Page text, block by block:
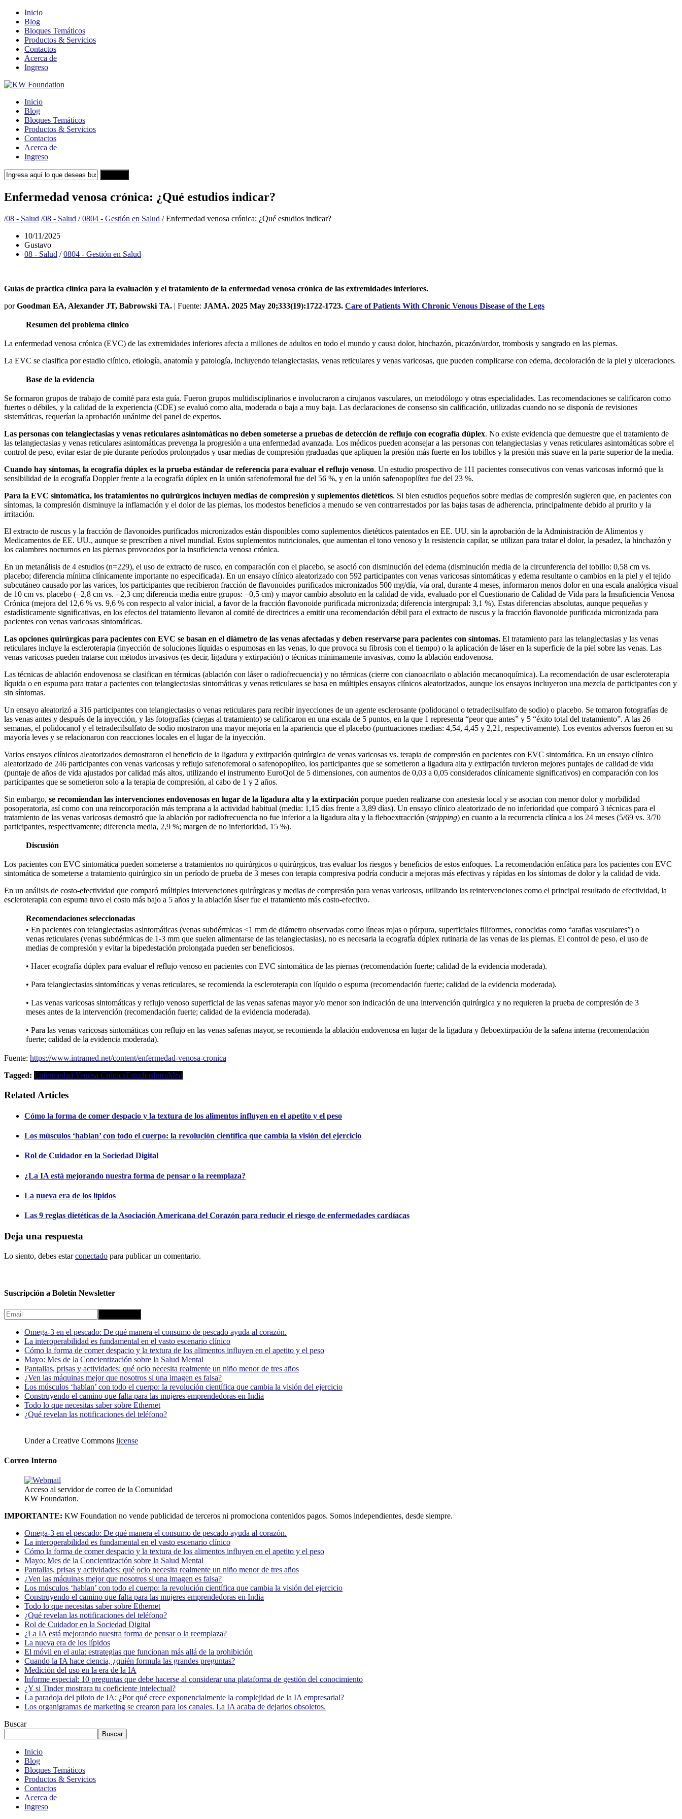
Inicio
Blog
Bloques Temáticos
Productos & Servicios
Contactos
Acerca de
Ingreso
Inicio
Blog
Bloques Temáticos
Productos & Servicios
Contactos
Acerca de
Ingreso
Enfermedad venosa crónica: ¿Qué estudios indicar?
/08 - Salud /08 - Salud / 0804 - Gestión en Salud /Enfermedad venosa crónica: ¿Qué estudios indicar?
10/11/2025
Gustavo
08 - Salud /0804 - Gestión en Salud
Guías de práctica clínica para la evaluación y el tratamiento de la enfermedad venosa crónica de las extremidades inferiores.
porGoodman EA, Alexander JT, Babrowski TA. | Fuente: JAMA. 2025 May 20;333(19):1722-1723. Care of Patients With Chronic Venous Disease of the Legs
Resumen del problema clínico
La enfermedad venosa crónica (EVC) de las extremidades inferiores afecta a millones de adultos en todo el mundo y causa dolor, hinchazón, picazón/ardor, trombosis y sangrado en las piernas.
La EVC se clasifica por estadio clínico, etiología, anatomía y patología, incluyendo telangiectasias, venas reticulares y venas varicosas, que pueden complicarse con edema, decoloración de la piel y ulceraciones.
Base de la evidencia
Se formaron grupos de trabajo de comité para esta guía. Fueron grupos multidisciplinarios e involucraron a cirujanos vasculares, un metodólogo y otras especialidades. Las recomendaciones se calificaron como
fuertes o débiles, y la calidad de la experiencia (CDE) se evaluó como alta, moderada o baja a muy baja. Las declaraciones de consenso sin calificación, utilizadas cuando no se disponía de revisiones
sistemáticas, requerían la aprobación unánime del panel de expertos.
Las personas con telangiectasias y venas reticulares asintomáticas no deben someterse a pruebas de detección de reflujo con ecografía dúplex. No existe evidencia que demuestre que el tratamiento de
las telangiectasias y venas reticulares asintomáticas prevenga la progresión a una enfermedad avanzada. Los médicos pueden aconsejar a las personas con telangiectasias y venas reticulares asintomáticas sobre el
control de peso, evitar estar de pie durante períodos prolongados y usar medias de compresión graduadas que apliquen la presión más fuerte en los tobillos y la presión más suave en la parte superior de la media.
Cuando hay síntomas, la ecografía dúplex es la prueba estándar de referencia para evaluar el reflujo venoso. Un estudio prospectivo de 111 pacientes consecutivos con venas varicosas informó que la
sensibilidad de la ecografía Doppler frente a la ecografía dúplex en la unión safenofemoral fue del 56 %, y en la unión safenopoplítea fue del 23 %.
Para la EVC sintomática, los tratamientos no quirúrgicos incluyen medias de compresión y suplementos dietéticos. Si bien estudios pequeños sobre medias de compresión sugieren que, en pacientes con
síntomas, la compresión disminuye la inflamación y el dolor de las piernas, los modestos beneficios a menudo se ven contrarrestados por las bajas tasas de adherencia, principalmente debido al prurito y la
irritación.
El extracto de ruscus y la fracción de flavonoides purificados micronizados están disponibles como suplementos dietéticos patentados en EE. UU. sin la aprobación de la Administración de Alimentos y
Medicamentos de EE. UU., aunque se prescriben a nivel mundial. Estos suplementos nutricionales, que aumentan el tono venoso y la resistencia capilar, se utilizan para tratar el dolor, la pesadez, la hinchazón y
los calambres nocturnos en las piernas provocados por la insuficiencia venosa crónica.
En un metanálisis de 4 estudios (n=229), el uso de extracto de rusco, en comparación con el placebo, se asoció con disminución del edema (disminución media de la circunferencia del tobillo: 0,58 cm vs.
placebo; diferencia mínima clínicamente importante no especificada). En un ensayo clínico aleatorizado con 592 participantes con venas varicosas sintomáticas y edema resultante o cambios en la piel y el tejido
subcutáneo causado por las varices, los participantes que recibieron fracción de flavonoides purificados micronizados 500 mg/día, vía oral, durante 4 meses, informaron menos dolor en una escala analógica visual
de 10 cm vs. placebo (−2,8 cm vs. −2,3 cm; diferencia media entre grupos: −0,5 cm) y mayor cambio absoluto en la calidad de vida, evaluado por el Cuestionario de Calidad de Vida para la Insuficiencia Venosa
Crónica (mejora del 12,6 % vs. 9,6 % con respecto al valor inicial, a favor de la fracción flavonoide purificada micronizada; diferencia intergrupal: 3,1 %). Estas diferencias absolutas, aunque pequeñas y
estadísticamente significativas, en los efectos del tratamiento llevaron al comité de directrices a emitir una recomendación débil para el extracto de ruscus y la fracción flavonoide purificada micronizada para
pacientes con venas varicosas sintomáticas.
Las opciones quirúrgicas para pacientes con EVC se basan en el diámetro de las venas afectadas y deben reservarse para pacientes con síntomas. El tratamiento para las telangiectasias y las venas
reticulares incluye la escleroterapia (inyección de soluciones líquidas o espumosas en las venas, lo que provoca su fibrosis con el tiempo) o la aplicación de láser en la superficie de la piel sobre las venas. Las
venas varicosas pueden tratarse con métodos invasivos (es decir, ligadura y extirpación) o técnicas mínimamente invasivas, como la ablación endovenosa.
Las técnicas de ablación endovenosa se clasifican en térmicas (ablación con láser o radiofrecuencia) y no térmicas (cierre con cianoacrilato o ablación mecanoquímica). La recomendación de usar escleroterapia
líquida o en espuma para tratar a pacientes con telangiectasias sintomáticas y venas reticulares se basa en múltiples ensayos clínicos aleatorizados, aunque los ensayos incluyeron una mezcla de participantes con y
sin síntomas.
Un ensayo aleatorizó a 316 participantes con telangiectasias o venas reticulares para recibir inyecciones de un agente esclerosante (polidocanol o tetradecilsulfato de sodio) o placebo. Se tomaron fotografías de
las venas antes y después de la inyección, y las fotografías (ciegas al tratamiento) se calificaron en una escala de 5 puntos, en la que 1 representa “peor que antes” y 5 “éxito total del tratamiento”. A las 26
semanas, el polidocanol y el tetradecilsulfato de sodio mostraron una mayor mejoría en la apariencia que el placebo (puntuaciones medias: 4,54, 4,45 y 2,21, respectivamente). Los eventos adversos fueron en su
mayoría leves y se relacionaron con reacciones locales en el lugar de la inyección.
Varios ensayos clínicos aleatorizados demostraron el beneficio de la ligadura y extirpación quirúrgica de venas varicosas vs. terapia de compresión en pacientes con EVC sintomática. En un ensayo clínico
aleatorizado de 246 participantes con venas varicosas y reflujo safenofemoral o safenopoplíteo, los participantes que se sometieron a ligadura alta y extirpación tuvieron mejores puntajes de calidad de vida
(puntaje de años de vida ajustados por calidad más altos, utilizando el instrumento EuroQol de 5 dimensiones, con aumentos de 0,03 a 0,05 considerados clínicamente significativos) en comparación con los
participantes que se sometieron solo a la terapia de compresión, al cabo de 1 y 2 años.
Sin embargo, se recomiendan las intervenciones endovenosas en lugar de la ligadura alta y la extirpación porque pueden realizarse con anestesia local y se asocian con menor dolor y morbilidad
posoperatoria, así como con una reincorporación más temprana a la actividad habitual (media: 1,15 días frente a 3,89 días). Un ensayo clínico aleatorizado de no inferioridad que comparó 3 técnicas para el
tratamiento de las venas varicosas demostró que la ablación por radiofrecuencia no fue inferior a la ligadura alta y la fleboextracción (stripping) en cuanto a la recurrencia clínica a los 24 meses (5/69 vs. 3/70
participantes, respectivamente; diferencia media, 2,9 %; margen de no inferioridad, 15 %).
Discusión
Los pacientes con EVC sintomática pueden someterse a tratamientos no quirúrgicos o quirúrgicos, tras evaluar los riesgos y beneficios de estos enfoques. La recomendación enfática para los pacientes con EVC
sintomática de someterse a tratamiento quirúrgico sin un período de prueba de 3 meses con terapia compresiva podría conducir a mejoras más efectivas y rápidas en los síntomas de dolor y la calidad de vida.
En un análisis de costo-efectividad que comparó múltiples intervenciones quirúrgicas y medias de compresión para venas varicosas, utilizando las reintervenciones como el principal resultado de efectividad, la
escleroterapia con espuma tuvo el costo más bajo a 5 años y la ablación láser fue el tratamiento más costo-efectivo.
Recomendaciones seleccionadas
• En pacientes con telangiectasias asintomáticas (venas subdérmicas <1 mm de diámetro observadas como líneas rojas o púrpura, superficiales filiformes, conocidas como “arañas vasculares”) o
venas reticulares (venas subdérmicas de 1-3 mm que suelen alimentarse de las telangiectasias), no es necesaria la ecografía dúplex rutinaria de las venas de las piernas. El control de peso, el uso de
medias de compresión y evitar la bipedestación prolongada pueden ser beneficiosos.
• Hacer ecografía dúplex para evaluar el reflujo venoso en pacientes con EVC sintomática de las piernas (recomendación fuerte; calidad de la evidencia moderada).
• Para telangiectasias sintomáticas y venas reticulares, se recomienda la escleroterapia con líquido o espuma (recomendación fuerte; calidad de la evidencia moderada).
• Las venas varicosas sintomáticas y reflujo venoso superficial de las venas safenas mayor y/o menor son indicación de una intervención quirúrgica y no requieren la prueba de compresión de 3
meses antes de la intervención (recomendación fuerte; calidad de la evidencia moderada).
• Para las venas varicosas sintomáticas con reflujo en las venas safenas mayor, se recomienda la ablación endovenosa en lugar de la ligadura y fleboextirpación de la safena interna (recomendación
fuerte; calidad de la evidencia moderada).
Fuente: https://www.intramed.net/content/enfermedad-venosa-cronica
Tagged: Enfermedad Venosa CrónicaEstudiosIntraMed
Related Articles
Cómo la forma de comer despacio y la textura de los alimentos influyen en el apetito y el peso
Los músculos ‘hablan’ con todo el cuerpo: la revolución científica que cambia la visión del ejercicio
Rol de Cuidador en la Sociedad Digital
¿La IA está mejorando nuestra forma de pensar o la reemplaza?
La nueva era de los lípidos
Las 9 reglas dietéticas de la Asociación Americana del Corazón para reducir el riesgo de enfermedades cardíacas
Deja una respuesta
Lo siento, debes estarconectado para publicar un comentario.
Suscripción a Boletín Newsletter
Omega-3 en el pescado: De qué manera el consumo de pescado ayuda al corazón.
La interoperabilidad es fundamental en el vasto escenario clínico
Cómo la forma de comer despacio y la textura de los alimentos influyen en el apetito y el peso
Mayo: Mes de la Concientización sobre la Salud Mental
Pantallas, prisas y actividades: qué ocio necesita realmente un niño menor de tres años
¿Ven las máquinas mejor que nosotros si una imagen es falsa?
Los músculos ‘hablan’ con todo el cuerpo: la revolución científica que cambia la visión del ejercicio
Construyendo el camino que falta para las mujeres emprendedoras en India
Todo lo que necesitas saber sobre Ethernet
¿Qué revelan las notificaciones del teléfono?
Under a Creative Commons license
Correo Interno
Acceso al servidor de correo de la Comunidad
KW Foundation.
IMPORTANTE: KW Foundation no vende publicidad de terceros ni promociona contenidos pagos. Somos independientes, desde siempre.
Omega-3 en el pescado: De qué manera el consumo de pescado ayuda al corazón.
La interoperabilidad es fundamental en el vasto escenario clínico
Cómo la forma de comer despacio y la textura de los alimentos influyen en el apetito y el peso
Mayo: Mes de la Concientización sobre la Salud Mental
Pantallas, prisas y actividades: qué ocio necesita realmente un niño menor de tres años
¿Ven las máquinas mejor que nosotros si una imagen es falsa?
Los músculos ‘hablan’ con todo el cuerpo: la revolución científica que cambia la visión del ejercicio
Construyendo el camino que falta para las mujeres emprendedoras en India
Todo lo que necesitas saber sobre Ethernet
¿Qué revelan las notificaciones del teléfono?
Rol de Cuidador en la Sociedad Digital
¿La IA está mejorando nuestra forma de pensar o la reemplaza?
La nueva era de los lípidos
El móvil en el aula: estrategias que funcionan más allá de la prohibición
Cuando la IA hace ciencia, ¿quién formula las grandes preguntas?
Medición del uso en la era de la IA
Informe especial: 10 preguntas que debe hacerse al considerar una plataforma de gestión del conocimiento
¿Y si Tinder mostrara tu coeficiente intelectual?
La paradoja del piloto de IA: ¿Por qué crece exponencialmente la complejidad de la IA empresarial?
Los organigramas de marketing se crearon para los canales. La IA acaba de dejarlos obsoletos.
Buscar
Buscar
Inicio
Blog
Bloques Temáticos
Productos & Servicios
Contactos
Acerca de
Ingreso